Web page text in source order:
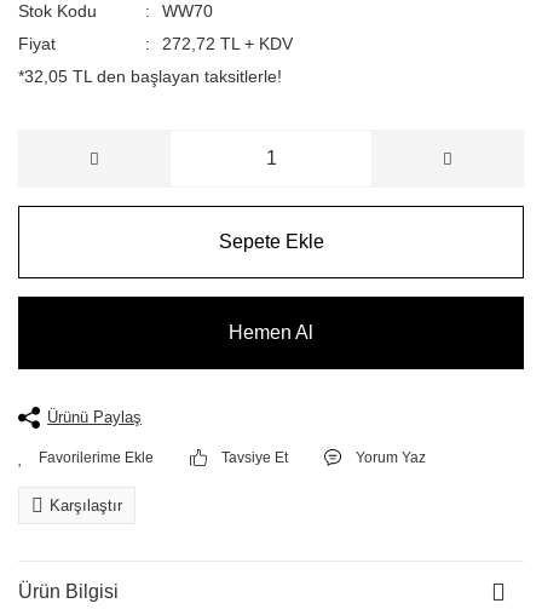
Stok Kodu
WW70
Fiyat
272,72 TL + KDV
*32,05 TL den başlayan taksitlerle!
Sepete Ekle
Hemen Al
Ürünü Paylaş
Tavsiye Et Yorum Yaz
Karşılaştır
Ürün Bilgisi